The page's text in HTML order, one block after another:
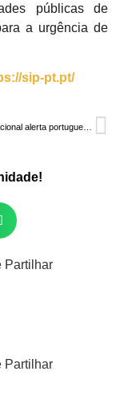
públicas de
a urgência de
sip-pt.pt/
Campanha nacional alerta portugueses para mitos que existem na área da Saúde Digestiva